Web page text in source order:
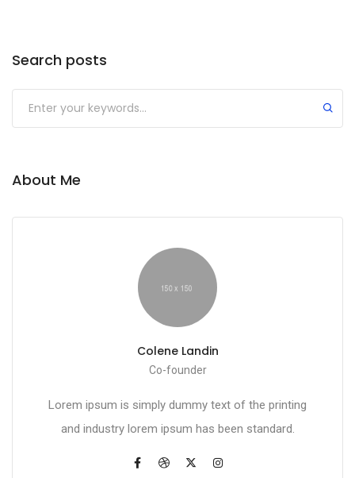
Search posts
About Me
Colene Landin
Co-founder
Lorem ipsum is simply dummy text of the printing
and industry lorem ipsum has been standard.